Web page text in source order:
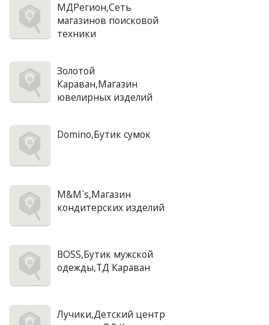
МДРегион,Сеть
магазинов поисковой
техники
Золотой
Караван,Магазин
ювелирных изделий
Domino,Бутик сумок
M&M`s,Магазин
кондитерских изделий
BOSS,Бутик мужской
одежды,ТД Караван
Лучики,Детский центр